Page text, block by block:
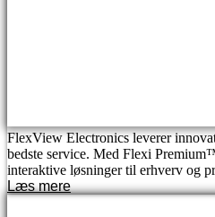
FlexView Electronics leverer
bedste service. Med Flexi
interaktive løsninger til erhverv og
Læs mere